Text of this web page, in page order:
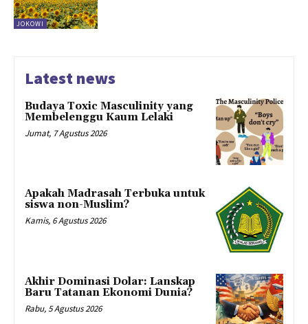
JOKOWI
Latest news
Budaya Toxic Masculinity yang
Membelenggu Kaum Lelaki
Jumat, 7 Agustus 2026
Apakah Madrasah Terbuka untuk
siswa non-Muslim?
Kamis, 6 Agustus 2026
Akhir Dominasi Dolar: Lanskap
Baru Tatanan Ekonomi Dunia?
Rabu, 5 Agustus 2026